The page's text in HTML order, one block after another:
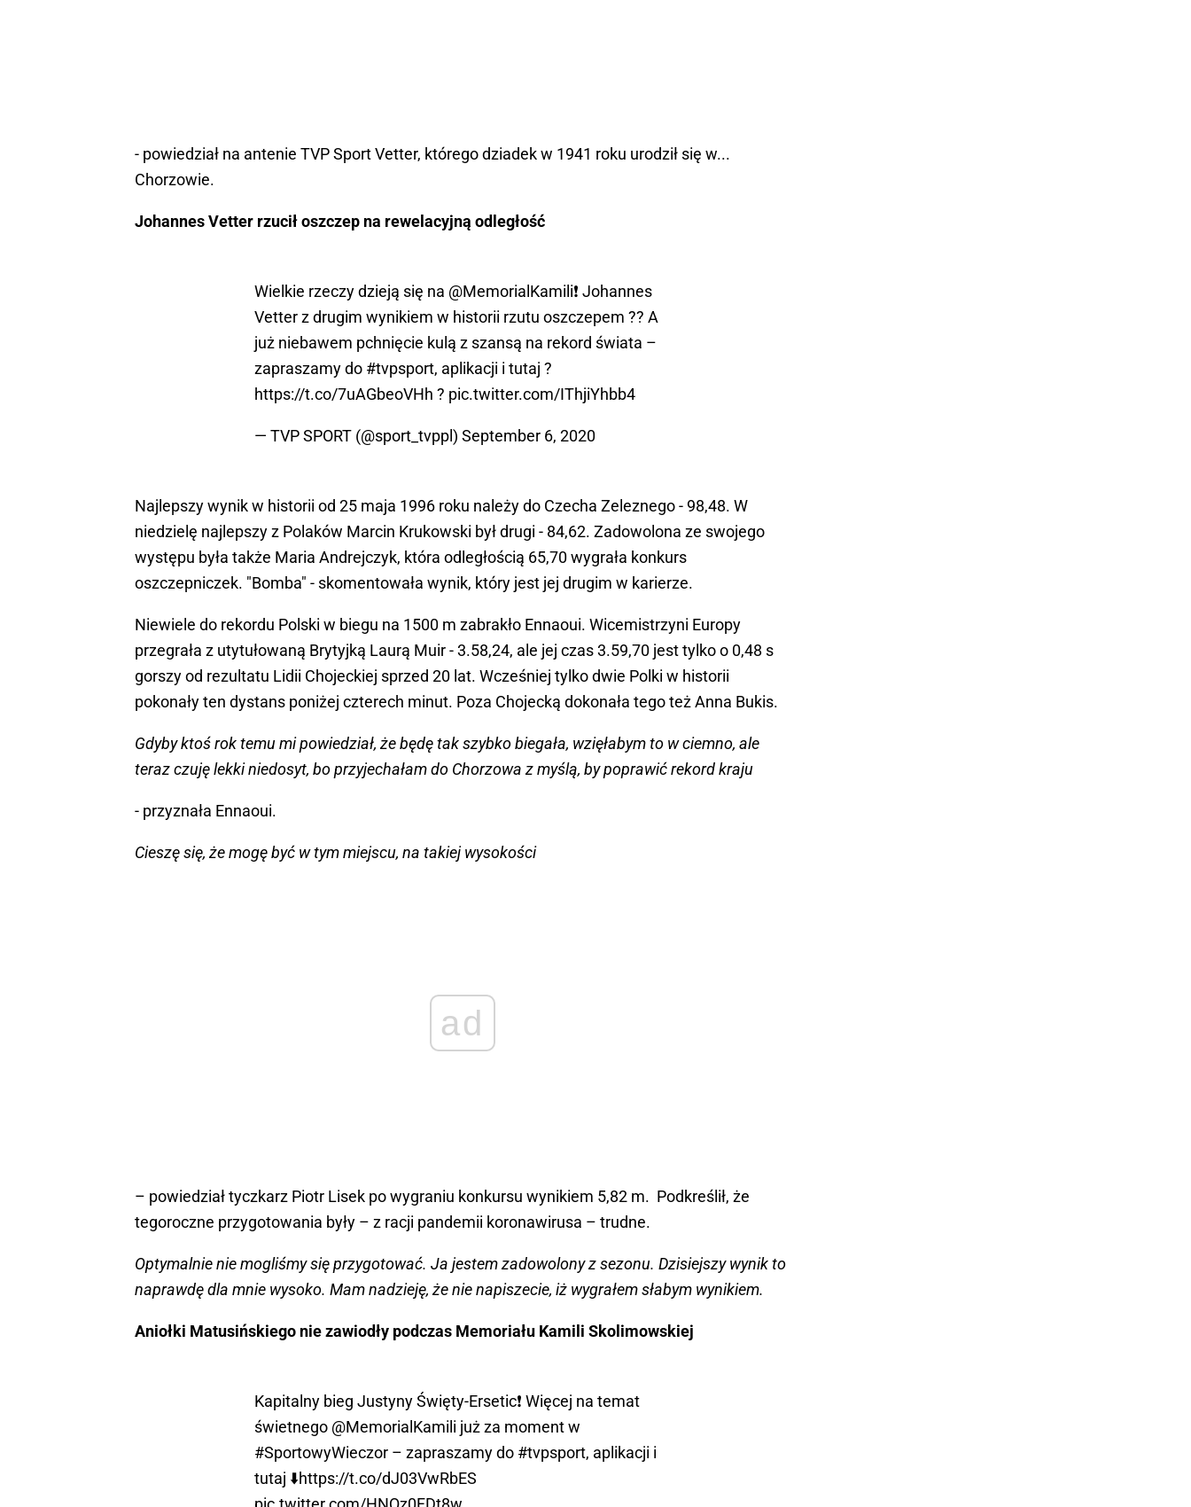
- powiedział na antenie TVP Sport Vetter, którego dziadek w 1941 roku urodził się w...
Chorzowie.
Johannes Vetter rzucił oszczep na rewelacyjną odległość
Wielkie rzeczy dzieją się na @MemorialKamili❗ Johannes
Vetter z drugim wynikiem w historii rzutu oszczepem ?? A
już niebawem pchnięcie kulą z szansą na rekord świata –
zapraszamy do #tvpsport, aplikacji i tutaj ?
https://t.co/7uAGbeoVHh ? pic.twitter.com/IThjiYhbb4
— TVP SPORT (@sport_tvppl) September 6, 2020
Najlepszy wynik w historii od 25 maja 1996 roku należy do Czecha Zeleznego - 98,48. W
niedzielę najlepszy z Polaków Marcin Krukowski był drugi - 84,62. Zadowolona ze swojego
występu była także Maria Andrejczyk, która odległością 65,70 wygrała konkurs
oszczepniczek. "Bomba" - skomentowała wynik, który jest jej drugim w karierze.
Niewiele do rekordu Polski w biegu na 1500 m zabrakło Ennaoui. Wicemistrzyni Europy
przegrała z utytułowaną Brytyjką Laurą Muir - 3.58,24, ale jej czas 3.59,70 jest tylko o 0,48 s
gorszy od rezultatu Lidii Chojeckiej sprzed 20 lat. Wcześniej tylko dwie Polki w historii
pokonały ten dystans poniżej czterech minut. Poza Chojecką dokonała tego też Anna Bukis.
Gdyby ktoś rok temu mi powiedział, że będę tak szybko biegała, wzięłabym to w ciemno, ale
teraz czuję lekki niedosyt, bo przyjechałam do Chorzowa z myślą, by poprawić rekord kraju
- przyznała Ennaoui.
Cieszę się, że mogę być w tym miejscu, na takiej wysokości
ad
– powiedział tyczkarz Piotr Lisek po wygraniu konkursu wynikiem 5,82 m. Podkreślił, że
tegoroczne przygotowania były – z racji pandemii koronawirusa – trudne.
Optymalnie nie mogliśmy się przygotować. Ja jestem zadowolony z sezonu. Dzisiejszy wynik to
naprawdę dla mnie wysoko. Mam nadzieję, że nie napiszecie, iż wygrałem słabym wynikiem.
Aniołki Matusińskiego nie zawiodły podczas Memoriału Kamili Skolimowskiej
Kapitalny bieg Justyny Święty-Ersetic❗️ Więcej na temat
świetnego @MemorialKamili już za moment w
#SportowyWieczor – zapraszamy do #tvpsport, aplikacji i
tutaj ⬇️https://t.co/dJ03VwRbES